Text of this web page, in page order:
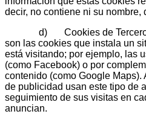
decir, no contiene ni su nombre,
d) Cookies de Terceros.
son las cookies que instala un
está visitando; por ejemplo, las
(como Facebook) o por
contenido (como Google
de publicidad usan este tipo de
seguimiento de sus visitas en
anuncian.